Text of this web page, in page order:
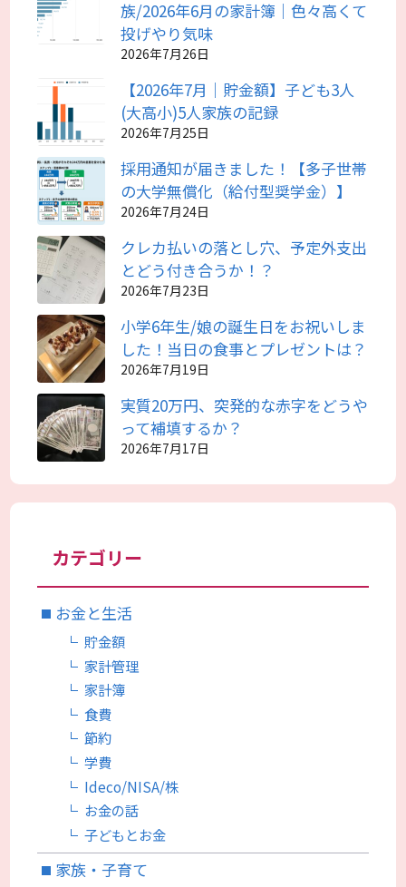
族/2026年6月の家計簿｜色々高くて
投げやり気味
2026年7月26日
【2026年7月｜貯金額】子ども3人
(大高小)5人家族の記録
2026年7月25日
採用通知が届きました！【多子世帯
の大学無償化（給付型奨学金）】
2026年7月24日
クレカ払いの落とし穴、予定外支出
とどう付き合うか！？
2026年7月23日
小学6年生/娘の誕生日をお祝いしま
した！当日の食事とプレゼントは？
2026年7月19日
実質20万円、突発的な赤字をどうや
って補填するか？
2026年7月17日
カテゴリー
お金と生活
貯金額
家計管理
家計簿
食費
節約
学費
Ideco/NISA/株
お金の話
子どもとお金
家族・子育て